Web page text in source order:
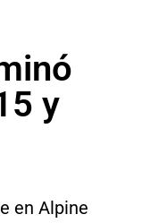
y
en Alpine